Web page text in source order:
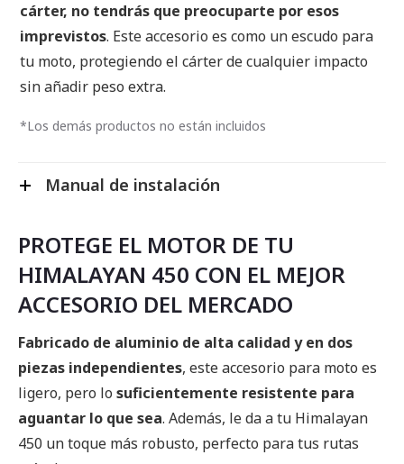
cárter, no tendrás que preocuparte por esos
imprevistos. Este accesorio es como un escudo para
tu moto, protegiendo el cárter de cualquier impacto
sin añadir peso extra.
*Los demás productos no están incluidos
Manual de instalación
PROTEGE EL MOTOR DE TU
HIMALAYAN 450 CON EL MEJOR
ACCESORIO DEL MERCADO
Fabricado de aluminio de alta calidad y en dos
piezas independientes, este accesorio para moto es
ligero, pero lo suficientemente resistente para
aguantar lo que sea. Además, le da a tu Himalayan
450 un toque más robusto, perfecto para tus rutas